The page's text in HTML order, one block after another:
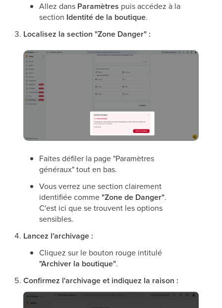
Allez dans Paramètres puis accédez à la
section Identité de la boutique.
Localisez la section "Zone Danger" :
Faites défiler la page "Paramètres
généraux" tout en bas.
Vous verrez une section clairement
identifiée comme"Zone de Danger".
C'est ici que se trouvent les options
sensibles.
Lancez l'archivage :
Cliquez sur le bouton rouge intitulé
"Archiver la boutique".
Confirmez l'archivage et indiquez la raison :